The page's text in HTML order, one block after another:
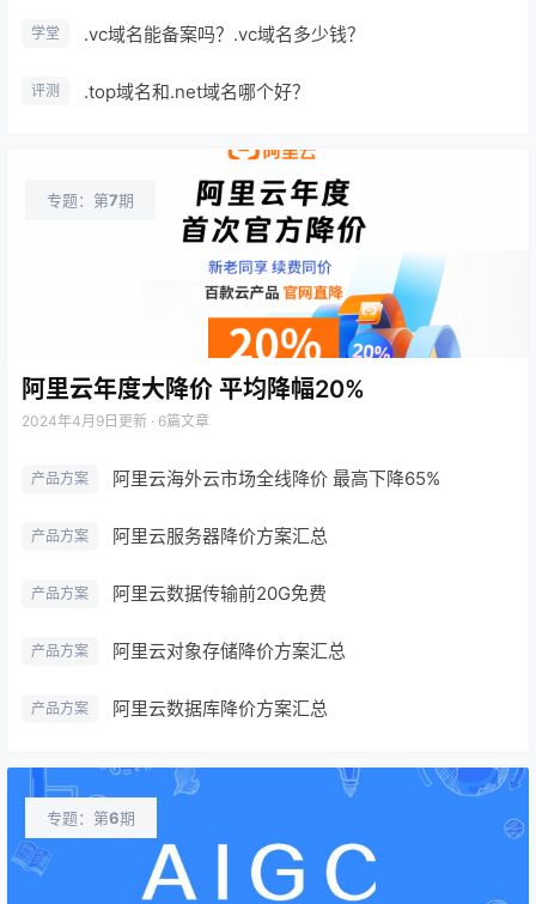
学堂 .vc域名能备案吗？.vc域名多少钱？
评测 .top域名和.net域名哪个好？
专题：第7期
阿里云年度大降价 平均降幅20%
2024年4月9日 更新 · 6篇文章
产品方案 阿里云海外云市场全线降价 最高下降65%
产品方案 阿里云服务器降价方案汇总
产品方案 阿里云数据传输前20G免费
产品方案 阿里云对象存储降价方案汇总
产品方案 阿里云数据库降价方案汇总
专题：第6期